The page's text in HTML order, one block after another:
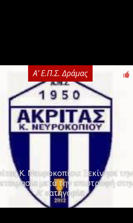
Α' Ε.Π.Σ. Δράμας
Κ. Νευροκοπίου: Ξεκίνησε την
μετά την επιστροφή
Α’ κατηγορία